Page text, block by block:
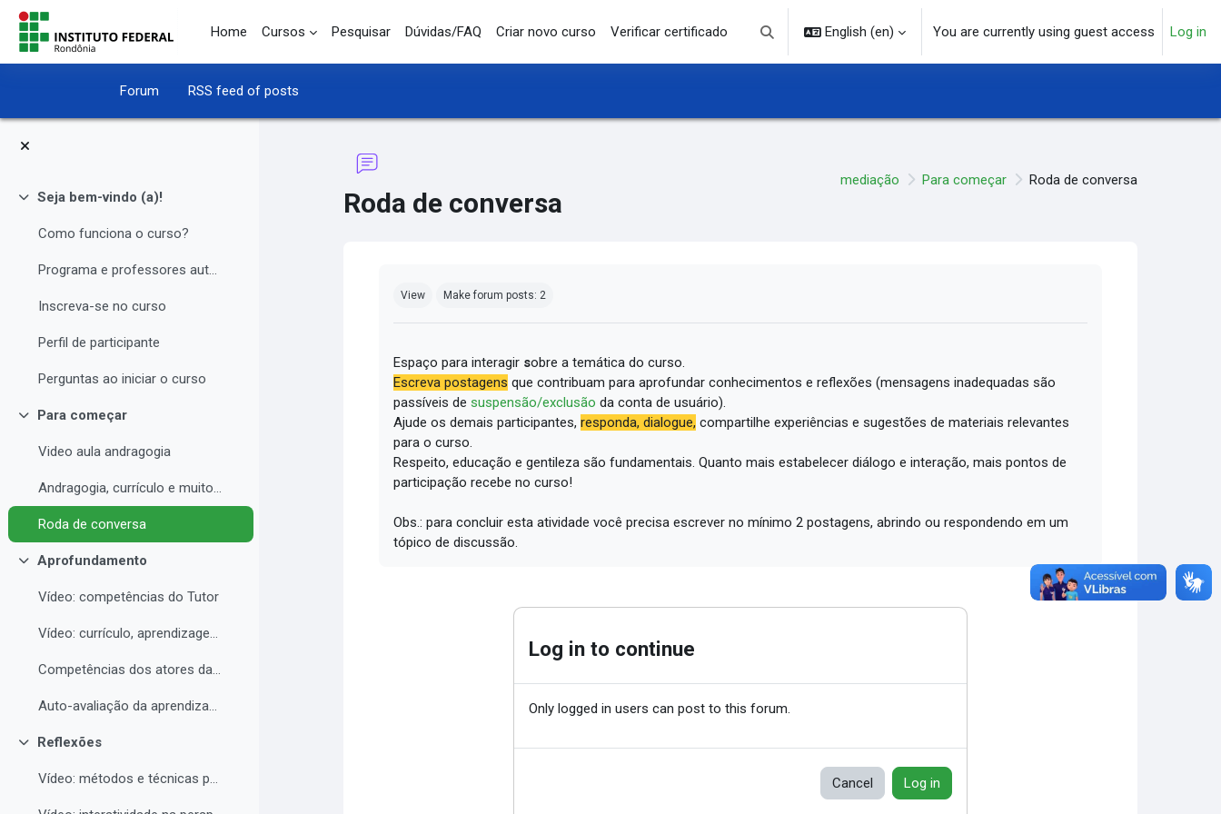
Skip to main content
Home
Cursos Pesquisar Dúvidas/FAQ Criar novo curso Verificar certificado
Toggle search input
English ‎(en)‎ You are currently using guest access Log in
Forum RSS feed of posts
Collapse
Seja bem-vindo (a)!
Como funciona o curso?
Programa e professores autores
Inscreva-se no curso
Perfil de participante
Perguntas ao iniciar o curso
Collapse
Para começar
Video aula andragogia
Andragogia, currículo e muito mais
Roda de conversa
Collapse
Aprofundamento
Vídeo: competências do Tutor
Vídeo: currículo, aprendizagem e docência para EAD
Competências dos atores da educação a distância professor, tutor e aluno
Auto-avaliação da aprendizagem
Collapse
Reflexões
Vídeo: métodos e técnicas para EAD
Roda de conversa
mediação Para começar Roda de conversa
View Make forum posts: 2
Espaço para interagir sobre a temática do curso.
Escreva postagens que contribuam para aprofundar conhecimentos e reflexões (mensagens inadequadas são
passíveis desuspensão/exclusão da conta de usuário).
Ajude os demais participantes,responda, dialogue, compartilhe experiências e sugestões de materiais relevantes
para o curso.
Respeito, educação e gentileza são fundamentais.Quanto mais estabelecer diálogo e interação, mais pontos de
participação recebe no curso!
Obs.: para concluir esta atividade você precisa escrever no mínimo 2 postagens, abrindo ou respondendo em um
tópico de discussão.
Log in to continue
Only logged in users can post to this forum.
Cancel Log in